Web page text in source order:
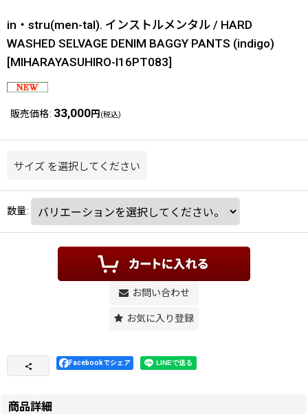
in・stru(men-tal). インストルメンタル / HARD
WASHED SELVAGE DENIM BAGGY PANTS (indigo)
[MIHARAYASUHIRO-I16PT083]
販売価格: 33,000円 (税込)
サイズ を選択してください
数量:
お問い合わせ
お気に入り登録
Facebookでシェア
商品詳細